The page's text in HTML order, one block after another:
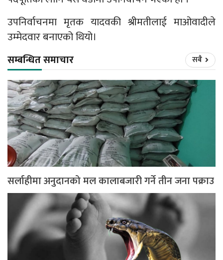
उपनिर्वाचनमा मृतक यादवकी श्रीमतीलाई माओवादीले
उम्मेदवार बनाएको थियो।
सम्बन्धित समाचार सबै
सर्लाहीमा अनुदानको मल कालाबजारी गर्ने तीन जना पक्राउ